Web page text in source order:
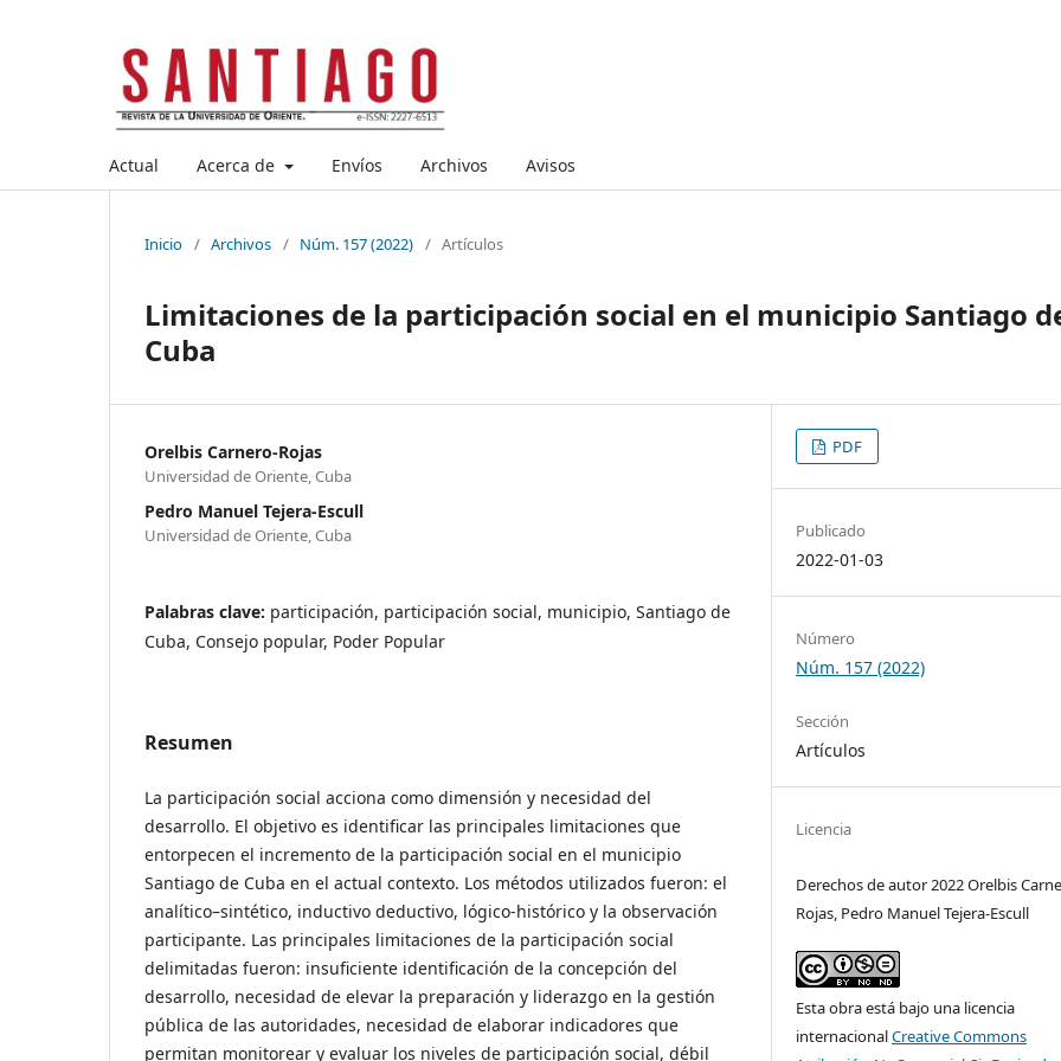
Actual Acerca de Envíos Archivos Avisos
Inicio / Archivos / Núm. 157 (2022) / Artículos
Limitaciones de la participación social en el municipio Santiago
Cuba
Orelbis Carnero-Rojas
Universidad de Oriente, Cuba
Pedro Manuel Tejera-Escull
Universidad de Oriente, Cuba
Palabras clave: participación, participación social, municipio, Santiago de
Cuba, Consejo popular, Poder Popular
Resumen
La participación social acciona como dimensión y necesidad del
desarrollo. El objetivo es identificar las principales limitaciones que
entorpecen el incremento de la participación social en el municipio
Santiago de Cuba en el actual contexto. Los métodos utilizados fueron: el
analítico–sintético, inductivo deductivo, lógico-histórico y la observación
participante. Las principales limitaciones de la participación social
delimitadas fueron: insuficiente identificación de la concepción del
desarrollo, necesidad de elevar la preparación y liderazgo en la gestión
pública de las autoridades, necesidad de elaborar indicadores que
permitan monitorear y evaluar los niveles de participación social, débil
PDF
Publicado
2022-01-03
Número
Núm. 157 (2022)
Sección
Artículos
Licencia
Derechos de autor 2022 Orelbis
Rojas, Pedro Manuel Tejera-Escull
Esta obra está bajo una licencia
internacionalCreative Commons